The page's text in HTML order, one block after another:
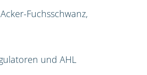
Fuchsschwanz,
und AHL